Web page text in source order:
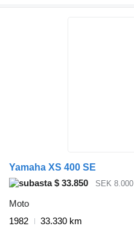
Yamaha XS 400 SE
$ 33.850
SEK 8.000
Moto
1982
33.330 km